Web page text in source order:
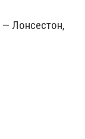
— Лонсестон,